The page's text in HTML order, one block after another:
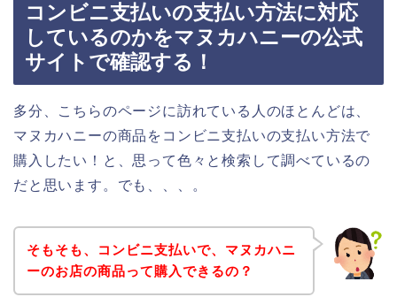
コンビニ支払いの支払い方法に対応
しているのかをマヌカハニーの公式
サイトで確認する！
多分、こちらのページに訪れている人のほとんどは、
マヌカハニーの商品をコンビニ支払いの支払い方法で
購入したい！と、思って色々と検索して調べているの
だと思います。でも、、、。
そもそも、コンビニ支払いで、マヌカハニ
ーのお店の商品って購入できるの？